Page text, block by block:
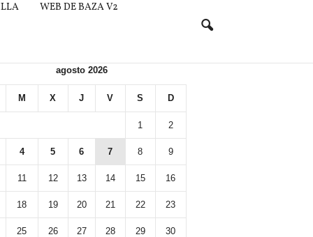
WEB DE BAZA V2
agosto 2026
M X J V S D
1 2
4 5 6 7 8 9
11 12 13 14 15 16
18 19 20 21 22 23
25 26 27 28 29 30